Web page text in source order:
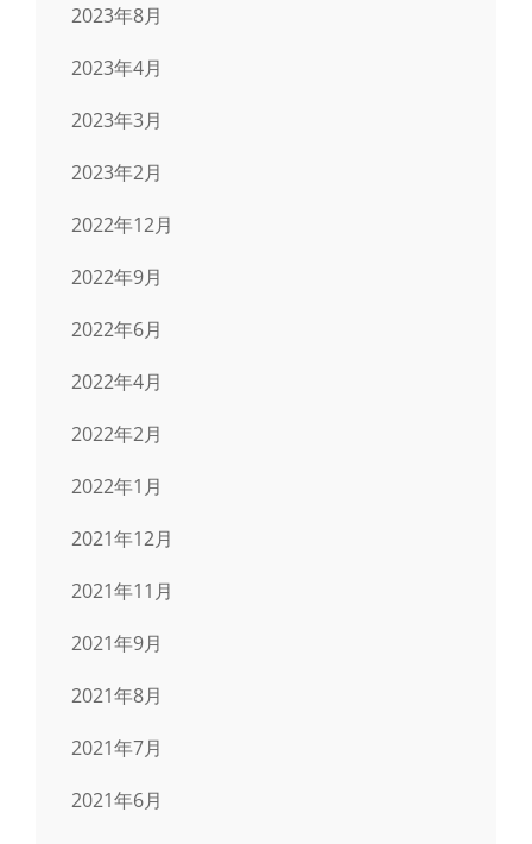
2023年8月
2023年4月
2023年3月
2023年2月
2022年12月
2022年9月
2022年6月
2022年4月
2022年2月
2022年1月
2021年12月
2021年11月
2021年9月
2021年8月
2021年7月
2021年6月